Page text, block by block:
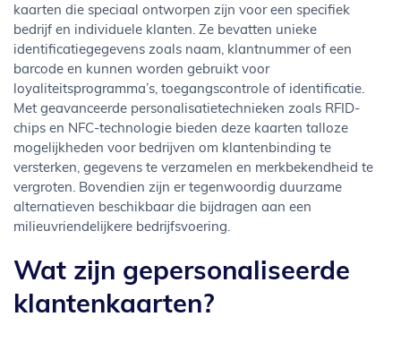
kaarten die speciaal ontworpen zijn voor een specifiek
bedrijf en individuele klanten. Ze bevatten unieke
identificatiegegevens zoals naam, klantnummer of een
barcode en kunnen worden gebruikt voor
loyaliteitsprogramma’s, toegangscontrole of identificatie.
Met geavanceerde personalisatietechnieken zoals RFID-
chips en NFC-technologie bieden deze kaarten talloze
mogelijkheden voor bedrijven om klantenbinding te
versterken, gegevens te verzamelen en merkbekendheid te
vergroten. Bovendien zijn er tegenwoordig duurzame
alternatieven beschikbaar die bijdragen aan een
milieuvriendelijkere bedrijfsvoering.
Wat zijn gepersonaliseerde
klantenkaarten?